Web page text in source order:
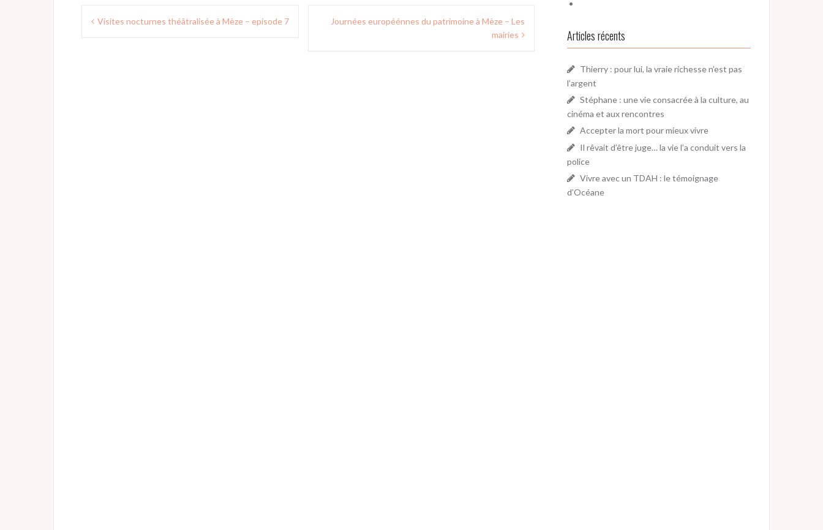
Navigation
Visites nocturnes théâtralisée à Mèze – episode 7
Journées européénnes du patrimoine à Mèze – Les
mairies
Articles récents
Thierry : pour lui, la vraie richesse n’est pas
l’argent
Stéphane : une vie consacrée à la culture, au
cinéma et aux rencontres
Accepter la mort pour mieux vivre
Il rêvait d’être juge… la vie l’a conduit vers la
police
Vivre avec un TDAH : le témoignage
d’Océane